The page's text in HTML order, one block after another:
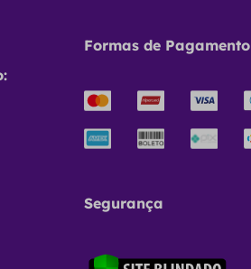
Formas de Pagamento
Segurança